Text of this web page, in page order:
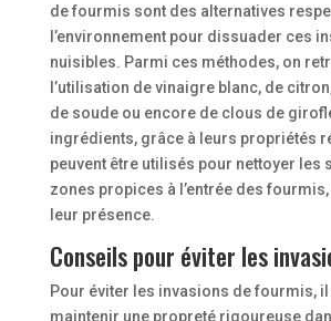
de fourmis sont des alternatives
l’environnement pour dissuader ces
nuisibles. Parmi ces méthodes, on
l’utilisation de vinaigre blanc, de
de soude ou encore de clous de
ingrédients, grâce à leurs propriétés
peuvent être utilisés pour nettoyer les
zones propices à l’entrée des
leur présence.
Conseils pour éviter les
Pour éviter les invasions de fourmis,
maintenir une propreté rigoureuse